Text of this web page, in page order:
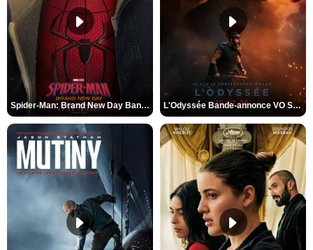
Spider-Man: Brand New Day Bande-annonce VO STFR L'Odyssée Bande-annonce VO STFR